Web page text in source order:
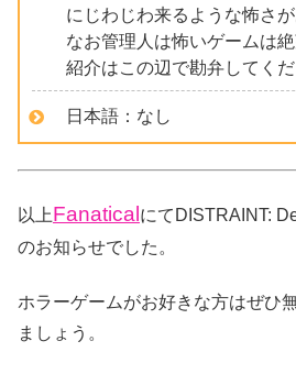
にじわじわ来るような怖さが
なお管理人は怖いゲームは
紹介はこの辺で勘弁してく
日本語：なし
以上Fanatical にてDISTRAINT:
のお知らせでした。
ホラーゲームがお好きな方はぜひ
ましょう。